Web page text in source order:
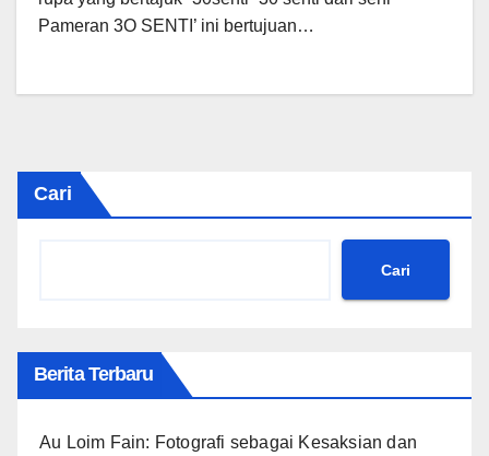
Pameran 3O SENTI’ ini bertujuan…
Cari
Cari
Berita Terbaru
Au Loim Fain: Fotografi sebagai Kesaksian dan